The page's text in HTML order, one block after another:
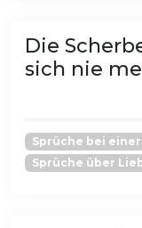
Die
sich nie
Sprüche bei
Sprüche über